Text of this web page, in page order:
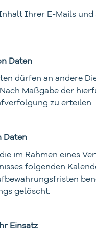
Ihrer E-Mails und
Daten
dürfen an andere
Maßgabe der
zu erteilen.
Daten
im Rahmen eines
folgenden
gelöscht.
Einsatz